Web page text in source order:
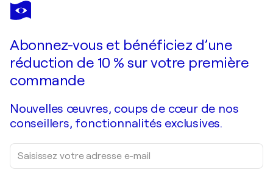
CARLOS
MARTIN
Je passe commande
Abonnez-vous et bénéficiez d’une
réduction de 10 % sur votre première
commande
Nouvelles œuvres, coups de cœur de nos
conseillers, fonctionnalités exclusives.